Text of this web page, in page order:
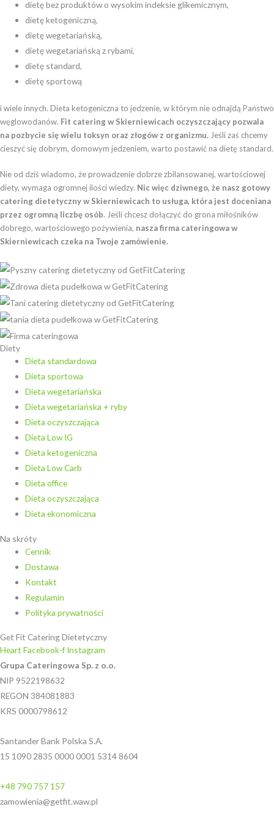
dietę bez produktów o wysokim indeksie glikemicznym,
dietę ketogeniczną,
dietę wegetariańską,
dietę wegetariańską z rybami,
dietę standard,
dietę sportową
i wiele innych. Dieta ketogeniczna to jedzenie, w którym nie odnajdą Państwo
węglowodanów. Fit catering w Skierniewicach oczyszczający pozwala
na pozbycie się wielu toksyn oraz złogów z organizmu. Jeśli zaś chcemy
cieszyć się dobrym, domowym jedzeniem, warto postawić na dietę standard.
Nie od dziś wiadomo, że prowadzenie dobrze zbilansowanej, wartościowej
diety, wymaga ogromnej ilości wiedzy. Nic więc dziwnego, że nasz gotowy
catering dietetyczny w Skierniewicach to usługa, która jest doceniana
przez ogromną liczbę osób. Jeśli chcesz dołączyć do grona miłośników
dobrego, wartościowego pożywienia, nasza firma cateringowa w
Skierniewicach czeka na Twoje zamówienie.
Diety
Dieta standardowa
Dieta sportowa
Dieta wegetariańska
Dieta wegetariańska + ryby
Dieta oczyszczająca
Dieta Low IG
Dieta ketogeniczna
Dieta Low Carb
Dieta office
Dieta oczyszczająca
Dieta ekonomiczna
Na skróty
Cennik
Dostawa
Kontakt
Regulamin
Polityka prywatności
Get Fit Catering Dietetyczny
Heart Facebook-f Instagram
Grupa Cateringowa Sp. z o.o.
NIP 9522198632
REGON 384081883
KRS 0000798612
Santander Bank Polska S.A.
15 1090 2835 0000 0001 5314 8604
+48 790 757 157
zamowienia@getfit.waw.pl